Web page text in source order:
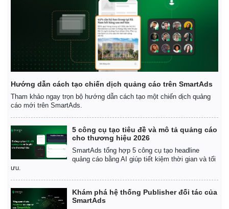
Hướng dẫn cách tạo chiến dịch quảng cáo trên SmartAds
Tham khảo ngay trọn bộ hướng dẫn cách tạo một chiến dịch quảng
cáo mới trên SmartAds.
5 công cụ tạo tiêu đề và mô tả quảng cáo
cho thương hiệu 2026
SmartAds tổng hợp 5 công cụ tạo headline
quảng cáo bằng AI giúp tiết kiệm thời gian và tối
ưu.
Khám phá hệ thống Publisher đối tác của
SmartAds